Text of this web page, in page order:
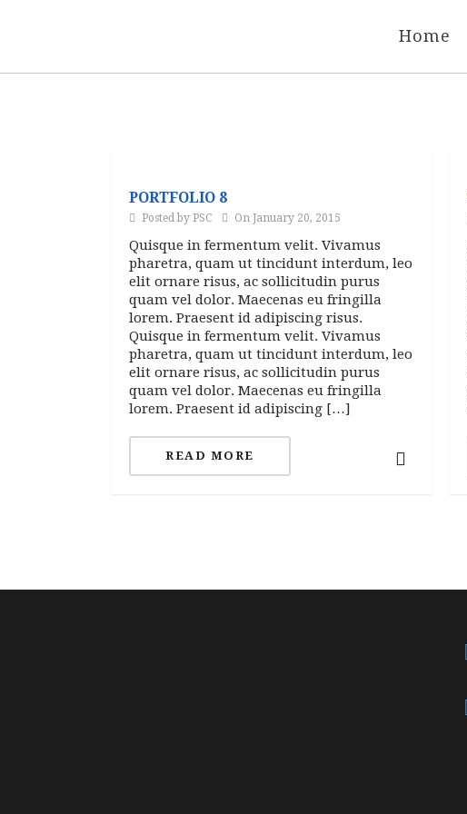
Home
PORTFOLIO 8
Posted by PSC On January 20, 2015
Quisque in fermentum velit. Vivamus
pharetra, quam ut tincidunt interdum, leo
elit ornare risus, ac sollicitudin purus
quam vel dolor. Maecenas eu fringilla
lorem. Praesent id adipiscing risus.
Quisque in fermentum velit. Vivamus
pharetra, quam ut tincidunt interdum, leo
elit ornare risus, ac sollicitudin purus
quam vel dolor. Maecenas eu fringilla
lorem. Praesent id adipiscing […]
READ MORE